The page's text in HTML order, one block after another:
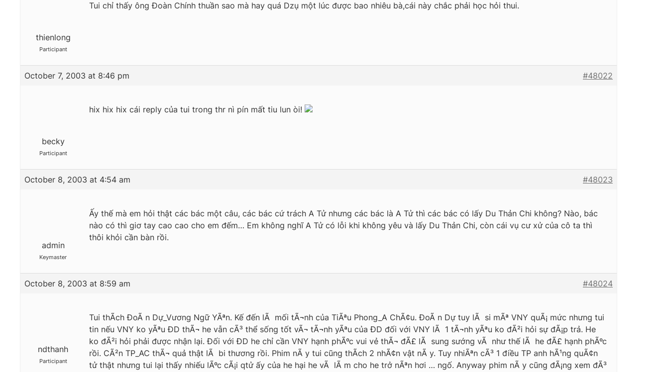
thienlong
Participant
Tui chỉ thấy ông Đoàn Chính thuần sao mà hay quá Dzụ một lúc được bao nhiêu bà,cái này chắc phải học hỏi thui.
October 7, 2003 at 8:46 pm #48022
becky
Participant
hix hix hix cái reply của tui trong thr nì pín mất tiu lun òi!
October 8, 2003 at 4:54 am #48023
admin
Keymaster
Ấy thế mà em hỏi thật các bác một câu, các bác cứ trách A Tử nhưng các bác là A Tử thì các bác có lấy Du Thản Chi không? Nào, bác
nào có thì giơ tay cao cao cho em đếm… Em không nghĩ A Tử có lỗi khi không yêu và lấy Du Thản Chi, còn cái vụ cư xử của cô ta thì
thôi khỏi cần bàn rồi.
October 8, 2003 at 8:59 am #48024
ndthanh
Participant
Tui thÃ­ch ĐoÃ n Dự_Vương Ngữ YÃªn. Kế đến lÃ mối tÃ¬nh của TiÃªu Phong_A ChÃ¢u. ĐoÃ n Dự tuy lÃ si mÃª VNY quÃ¡ mức nhưng tui
tin nếu VNY ko yÃªu ĐD thÃ¬ he vẫn cÃ³ thể sống tốt vÃ¬ tÃ¬nh yÃªu của ĐD đối với VNY lÃ 1 tÃ¬nh yÃªu ko đÃ²i hỏi sự đÃ¡p trả. He
ko đÃ²i hỏi phải được nhận lại. Đối với ĐD he chỉ cần VNY hạnh phÃºc vui vẻ thÃ¬ đÃ£ lÃ sung sướng vÃ như thế lÃ he đÃ£ hạnh phÃºc
rồi. CÃ²n TP_AC thÃ¬ quả thật lÃ bi thương rồi. Phim nÃ y tui cũng thÃ­ch 2 nhÃ¢n vật nÃ y. Tuy nhiÃªn cÃ³ 1 điều TP anh hÃ¹ng quÃ¢n
tử thật nhưng tui lại thấy nhiếu lÃºc cÃ¡i qtử ấy của he hại he vÃ lÃ m cho he trở nÃªn hơi … ngố. Anyway phim nÃ y cũng đÃ¡ng xem đÃ³